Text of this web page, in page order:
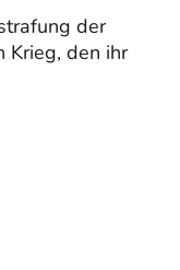
der
Krieg, den ihr